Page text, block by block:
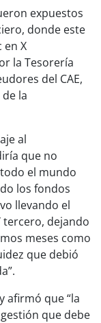
expuestos
donde este
X
la Tesorería
del CAE,
la
al
que no
el mundo
los fondos
llevando el
tercero, dejando
meses como
que debió
afirmó que “la
que debe